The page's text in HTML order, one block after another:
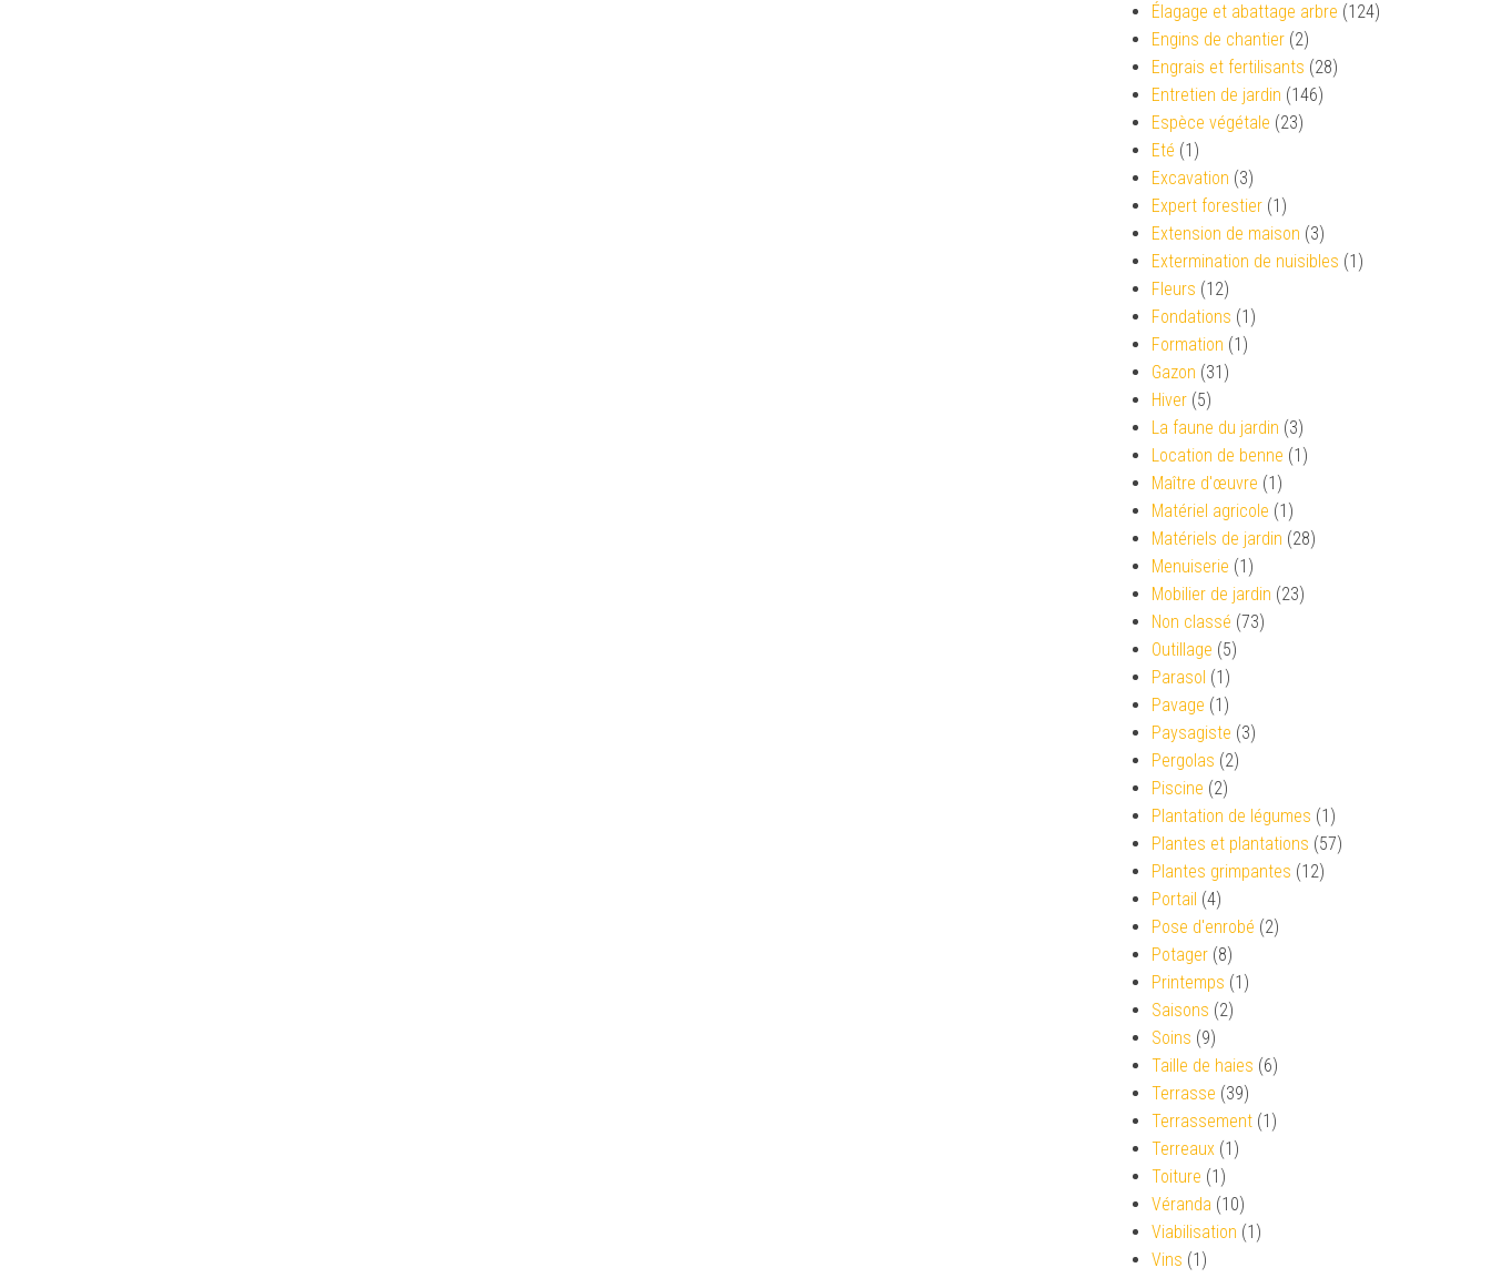
Élagage et abattage arbre (124)
Engins de chantier (2)
Engrais et fertilisants (28)
Entretien de jardin (146)
Espèce végétale (23)
Eté (1)
Excavation (3)
Expert forestier (1)
Extension de maison (3)
Extermination de nuisibles (1)
Fleurs (12)
Fondations (1)
Formation (1)
Gazon (31)
Hiver (5)
La faune du jardin (3)
Location de benne (1)
Maître d'œuvre (1)
Matériel agricole (1)
Matériels de jardin (28)
Menuiserie (1)
Mobilier de jardin (23)
Non classé (73)
Outillage (5)
Parasol (1)
Pavage (1)
Paysagiste (3)
Pergolas (2)
Piscine (2)
Plantation de légumes (1)
Plantes et plantations (57)
Plantes grimpantes (12)
Portail (4)
Pose d'enrobé (2)
Potager (8)
Printemps (1)
Saisons (2)
Soins (9)
Taille de haies (6)
Terrasse (39)
Terrassement (1)
Terreaux (1)
Toiture (1)
Véranda (10)
Viabilisation (1)
Vins (1)